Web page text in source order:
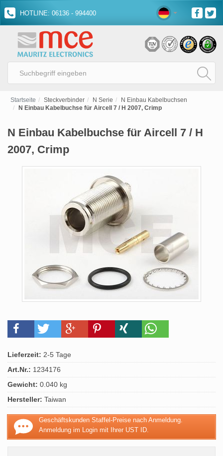
HOTLINE: 06136 - 994400
Startseite Steckverbinder N Serie
N Einbau Kabelbuchsen
N Einbau Kabelbuchse für Aircell 7 / H 2007, Crimp
N Einbau Kabelbuchse für Aircell 7 / H
2007, Crimp
Lieferzeit: 2-5 Tage
Art.Nr.: 1234176
Gewicht: 0.040 kg
Hersteller: Taiwan
Geschäftskunden Staffel-Preise nach Anmeldung.
Anmeldung im Login mit Ihrer UST ID.